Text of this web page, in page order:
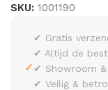
SKU: 1001190
✓
✔ Gratis
✔ Altijd de
✔ Showroom &
✔ Veilig &